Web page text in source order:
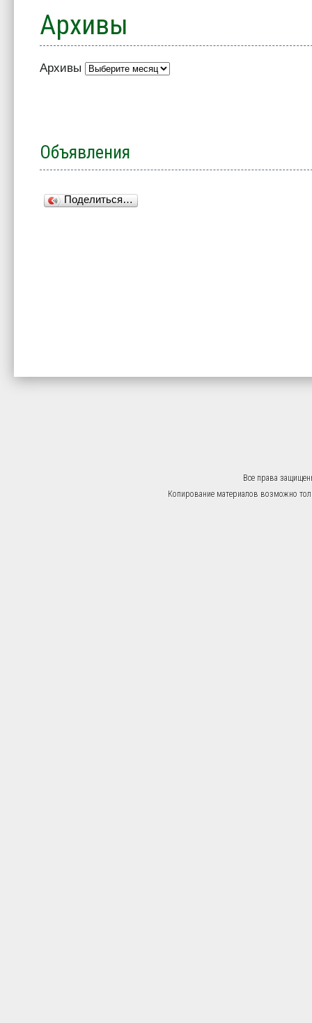
Архивы
Архивы
Объявления
Поделиться…
Все права
Копирование материалов возможно